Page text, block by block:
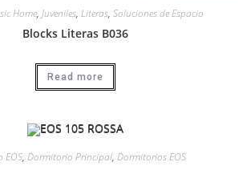
Home, Juveniles, Literas, Soluciones de Espacio
Blocks Literas B036
Read more
EOS, Dormitorio Principal, Dormitorios EOS